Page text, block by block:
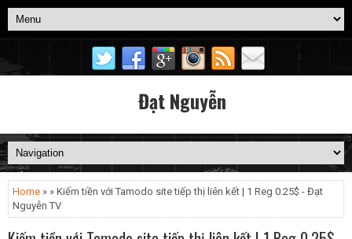
Đạt Nguyễn
Home » » Kiếm tiền với Tamodo site tiếp thị liên kết | 1 Reg 0.25$ - Đạt
Nguyễn TV